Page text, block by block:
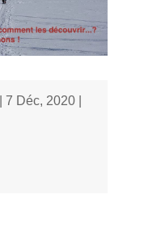
7 Déc, 2020|